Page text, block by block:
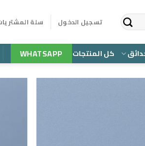
تسجيل الدخول سلة
كل المنتجات WHATSAPP